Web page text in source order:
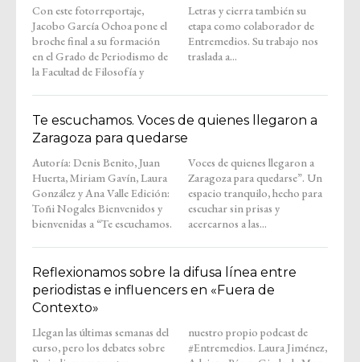
Con este fotorreportaje,
Jacobo García Ochoa pone el
broche final a su formación
en el Grado de Periodismo de
la Facultad de Filosofía y
Letras y cierra también su
etapa como colaborador de
Entremedios. Su trabajo nos
traslada a...
Te escuchamos. Voces de quienes llegaron a
Zaragoza para quedarse
Autoría: Denis Benito, Juan
Huerta, Miriam Gavín, Laura
González y Ana Valle Edición:
Toñi Nogales Bienvenidos y
bienvenidas a “Te escuchamos.
Voces de quienes llegaron a
Zaragoza para quedarse”. Un
espacio tranquilo, hecho para
escuchar sin prisas y
acercarnos a las...
Reflexionamos sobre la difusa línea entre
periodistas e influencers en «Fuera de
Contexto»
Llegan las últimas semanas del
curso, pero los debates sobre
nuestro propio podcast de
#Entremedios. Laura Jiménez,